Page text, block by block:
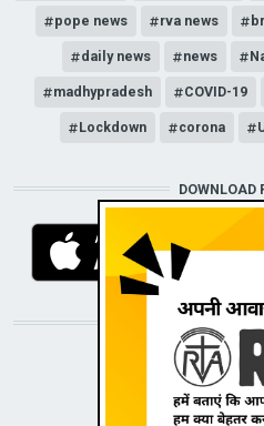
pope news rva news
daily news news
madhypradesh COVID-19
Lockdown corona
DOWNLOAD
STAY